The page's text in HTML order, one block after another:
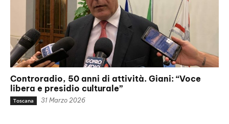
Controradio, 50 anni di attività. Giani: “Voce
libera e presidio culturale”
Toscana 31 Marzo 2026